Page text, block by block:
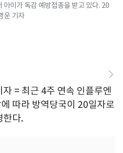
아이가 독감 예방접종을 받고 있다. 20
운 기자
= 최근 4주 연속 인플루엔
따라 방역당국이 20일자로
한다.